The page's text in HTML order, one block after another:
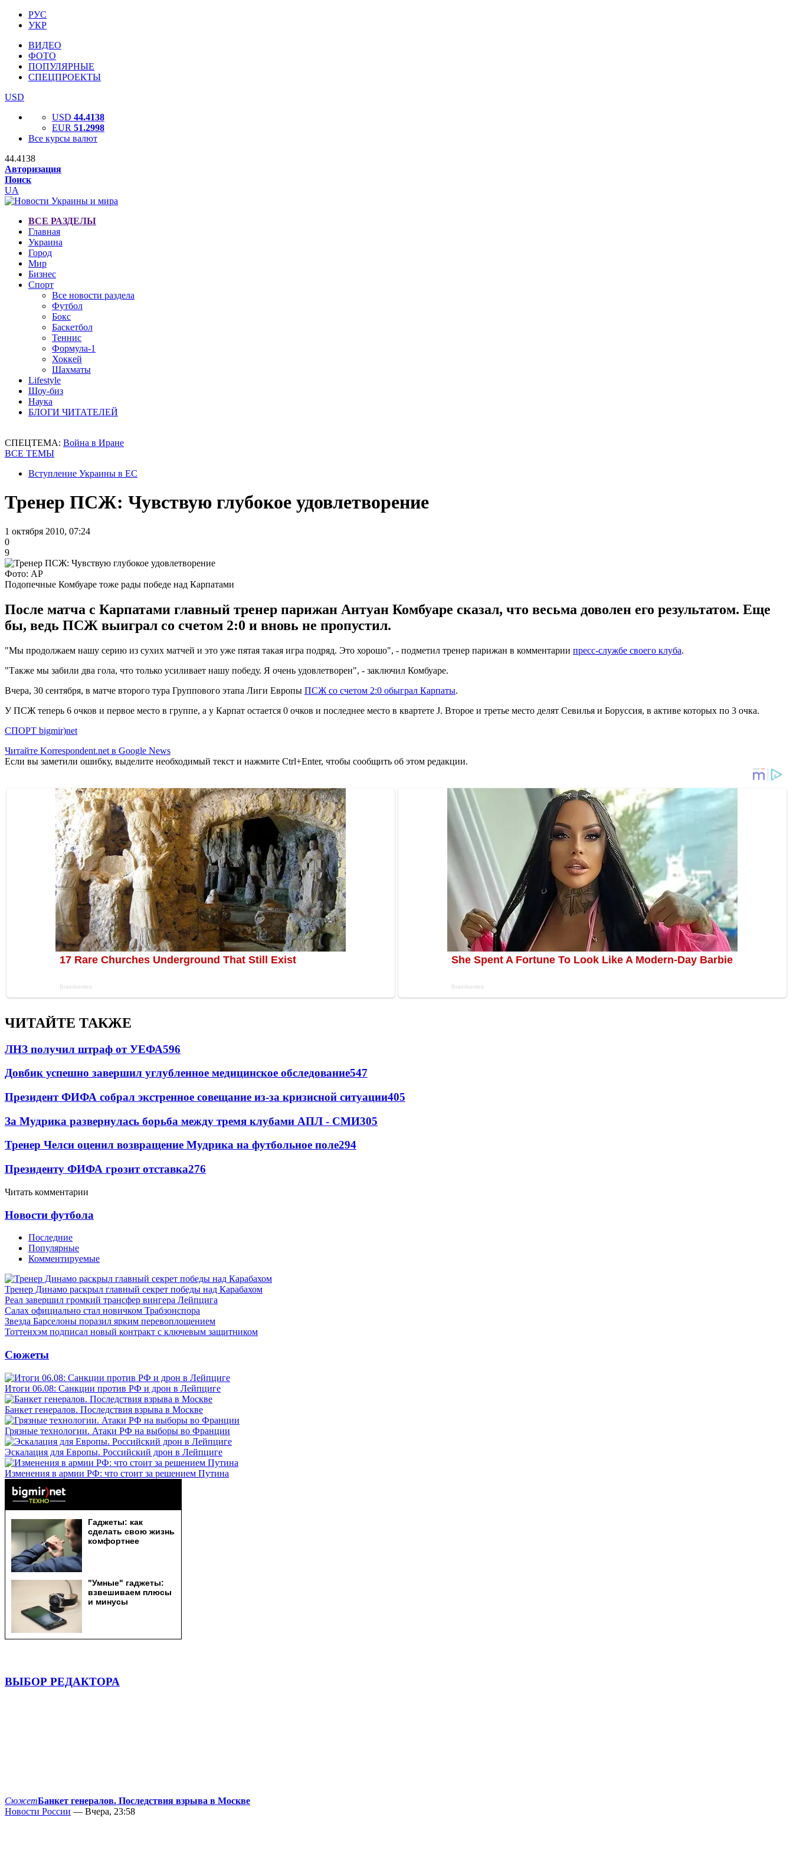
РУС
УКР
ВИДЕО
ФОТО
ПОПУЛЯРНЫЕ
СПЕЦПРОЕКТЫ
USD
USD 44.4138
EUR 51.2998
Все курсы валют
44.4138
Авторизация
Поиск
UA
ВСЕ РАЗДЕЛЫ
Главная
Украина
Город
Мир
Бизнес
Спорт
Все новости раздела
Футбол
Бокс
Баскетбол
Теннис
Формула-1
Хоккей
Шахматы
Lifestyle
Шоу-биз
Наука
БЛОГИ ЧИТАТЕЛЕЙ
СПЕЦТЕМА: Война в Иране
ВСЕ ТЕМЫ
Вступление Украины в ЕС
Тренер ПСЖ: Чувствую глубокое удовлетворение
1 октября 2010, 07:24
0
9
Фото: AP
Подопечные Комбуаре тоже рады победе над Карпатами
После матча с Карпатами главный тренер парижан Антуан Комбуаре сказал, что весьма доволен его результатом. Еще
бы, ведь ПСЖ выиграл со счетом 2:0 и вновь не пропустил.
"Мы продолжаем нашу серию из сухих матчей и это уже пятая такая игра подряд. Это хорошо", - подметил тренер парижан в комментарии пресс-службе своего клуба.
"Также мы забили два гола, что только усиливает нашу победу. Я очень удовлетворен", - заключил Комбуаре.
Вчера, 30 сентября, в матче второго тура Группового этапа Лиги Европы ПСЖ со счетом 2:0 обыграл Карпаты.
У ПСЖ теперь 6 очков и первое место в группе, а у Карпат остается 0 очков и последнее место в квартете J. Второе и третье место делят Севилья и Боруссия, в активе которых по 3 очка.
СПОРТ bigmir)net
Читайте Korrespondent.net в Google News
Если вы заметили ошибку, выделите необходимый текст и нажмите Ctrl+Enter, чтобы сообщить об этом редакции.
ЧИТАЙТЕ ТАКЖЕ
ЛНЗ получил штраф от УЕФА596
Довбик успешно завершил углубленное медицинское обследование547
Президент ФИФА собрал экстренное совещание из-за кризисной ситуации405
За Мудрика развернулась борьба между тремя клубами АПЛ - СМИ305
Тренер Челси оценил возвращение Мудрика на футбольное поле294
Президенту ФИФА грозит отставка276
Читать комментарии
Новости футбола
Последние
Популярные
Комментируемые
Тренер Динамо раскрыл главный секрет победы над Карабахом
Реал завершил громкий трансфер вингера Лейпцига
Салах официально стал новичком Трабзонспора
Звезда Барселоны поразил ярким перевоплощением
Тоттенхэм подписал новый контракт с ключевым защитником
Сюжеты
Итоги 06.08: Санкции против РФ и дрон в Лейпциге
Банкет генералов. Последствия взрыва в Москве
Грязные технологии. Атаки РФ на выборы во Франции
Эскалация для Европы. Российский дрон в Лейпциге
Изменения в армии РФ: что стоит за решением Путина
ВЫБОР РЕДАКТОРА
СюжетБанкет генералов. Последствия взрыва в Москве
Новости России — Вчера, 23:58